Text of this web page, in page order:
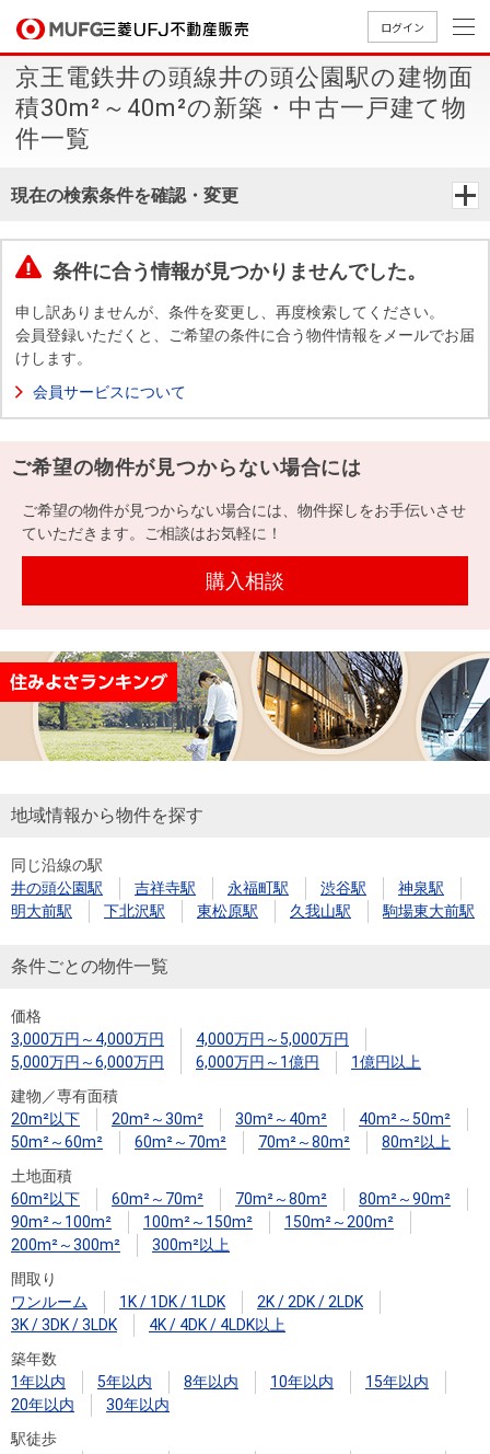
ログイン
買いたいTOP
マン
ショ
探す
中古
建て
を探
投
物
件
を
探
事業
探す
サービス
ンシミュ
レーショ
ラス（お
役立ちコ
税金の本
（電子ブ
ック）
売りたいTOP
料
査
相
売却
時手
試算
売却向け
サービス
周辺相場
検索
住まい1プ
ラス（お
住まいと
暮らしの
税金の本
（電子ブ
ド
店舗案内TOP
店舗のご
案内（首
都圏）
古屋）
西）
会社情報TOP
ごあいさ
つ
ョン
覧
沿革
本社地
図
ニュース
ック版）
採用情報TOP
新卒採用
情報
買いたい
売りたい
会社情報
採用情報
法人のお客さま
提携企業にお勤めの方
会員ページ
京王電鉄井の頭線井の頭公園駅の建物面
積30m²～40m²の新築・中古一戸建て物
件一覧
現在の検索条件を確認・変更
条件に合う情報が見つかりませんでした。
申し訳ありませんが、条件を変更し、再度検索してください。
会員登録いただくと、ご希望の条件に合う物件情報をメールでお届
けします。
会員サービスについて
ご希望の物件が見つからない場合には
ご希望の物件が見つからない場合には、物件探しをお手伝いさせ
ていただきます。ご相談はお気軽に！
購入相談
地域情報から物件を探す
同じ沿線の駅
井の頭公園駅
吉祥寺駅 永福町駅 渋谷駅
神泉駅
明大前駅
下北沢駅 東松原駅 久我山駅 駒場東大前駅
条件ごとの物件一覧
価格
3,000万円～4,000万円
4,000万円～5,000万円
5,000万円～6,000万円
6,000万円～1億円
1億円以上
建物／専有面積
20m²以下
20m²～30m² 30m²～40m²
40m²～50m²
50m²～60m²
60m²～70m² 70m²～80m²
80m²以上
土地面積
60m²以下
60m²～70m² 70m²～80m²
80m²～90m²
90m²～100m²
100m²～150m²
150m²～200m²
200m²～300m²
300m²以上
間取り
ワンルーム
1K / 1DK / 1LDK
2K / 2DK / 2LDK
3K / 3DK / 3LDK
4K / 4DK / 4LDK以上
築年数
1年以内
5年以内 8年以内 10年以内
15年以内
20年以内
30年以内
駅徒歩